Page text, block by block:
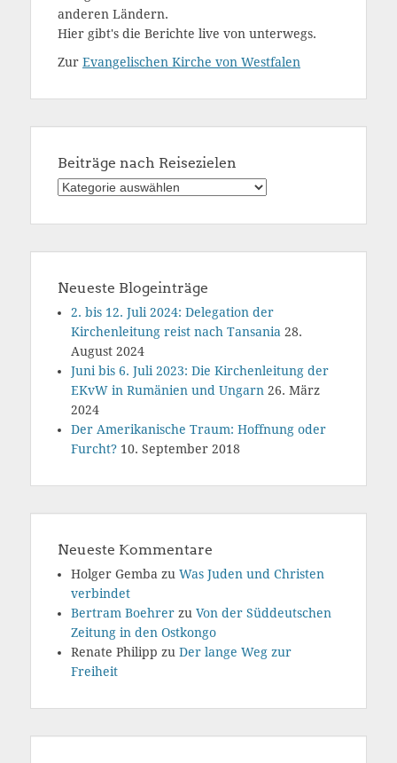
anderen Ländern.
Hier gibt's die Berichte live von unterwegs.
Zur Evangelischen Kirche von Westfalen
Beiträge nach Reisezielen
Beiträge
Reisezielen
Neueste Blogeinträge
2. bis 12. Juli 2024: Delegation der
Kirchenleitung reist nach Tansania 28.
August 2024
Juni bis 6. Juli 2023: Die Kirchenleitung der
EKvW in Rumänien und Ungarn 26. März
2024
Der Amerikanische Traum: Hoffnung oder
Furcht? 10. September 2018
Neueste Kommentare
Holger Gemba zu Was Juden und Christen
verbindet
Bertram Boehrer zu Von der Süddeutschen
Zeitung in den Ostkongo
Renate Philipp zu Der lange Weg zur
Freiheit